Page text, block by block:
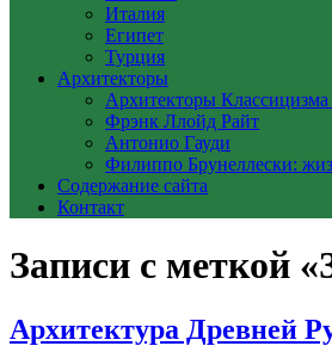
Италия
Египет
Турция
Архитекторы
Архитекторы
Фрэнк Ллойд Райт
Антонио Гауди
Филиппо Брунеллески:
Содержание сайта
Контакт
Записи с меткой
Архитектура Древней